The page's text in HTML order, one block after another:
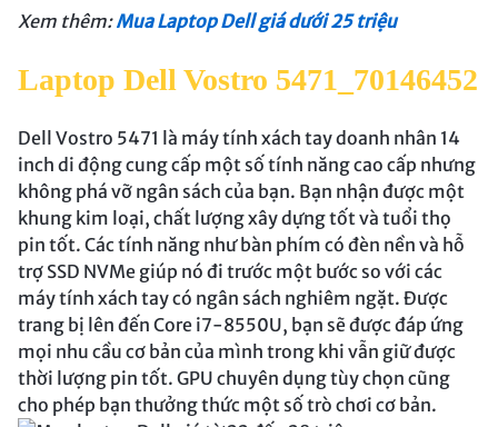
Xem thêm:Mua Laptop Dell giá dưới 25 triệu
Laptop Dell Vostro 5471_70146452
Dell Vostro 5471 là máy tính xách tay doanh nhân 14
inch di động cung cấp một số tính năng cao cấp nhưng
không phá vỡ ngân sách của bạn. Bạn nhận được một
khung kim loại, chất lượng xây dựng tốt và tuổi thọ
pin tốt. Các tính năng như bàn phím có đèn nền và hỗ
trợ SSD NVMe giúp nó đi trước một bước so với các
máy tính xách tay có ngân sách nghiêm ngặt. Được
trang bị lên đến Core i7-8550U, bạn sẽ được đáp ứng
mọi nhu cầu cơ bản của mình trong khi vẫn giữ được
thời lượng pin tốt. GPU chuyên dụng tùy chọn cũng
cho phép bạn thưởng thức một số trò chơi cơ bản.